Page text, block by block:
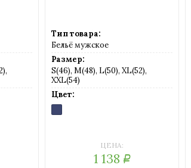
Тип товара:
Бельё мужское
Размер:
S(46), M(48), L(50), XL(52),
XXL(54)
Цвет:
JEANS
(джинс)
ЦЕНА:
1 138 Р